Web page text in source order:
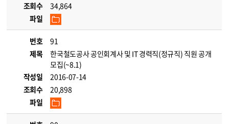
조회수
34,864
파일
번호
91
제목
한국철도공사 공인회계사 및 IT 경력직(정규직) 직원 공개
모집(~8.1)
작성일
2016-07-14
조회수
20,898
파일